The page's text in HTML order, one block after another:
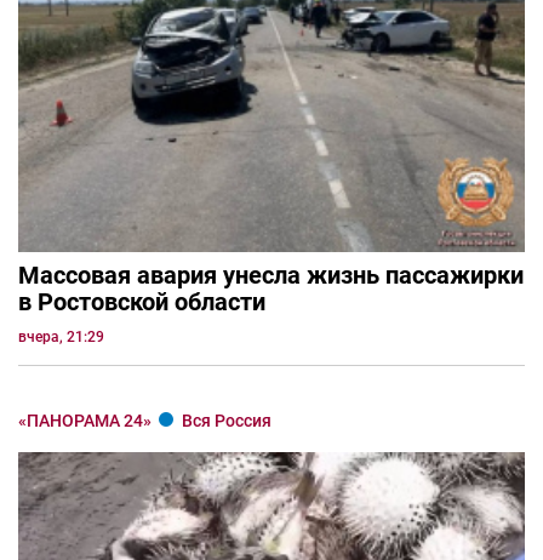
Массовая авария унесла жизнь пассажирки
в Ростовской области
вчера, 21:29
«ПАНОРАМА 24» Вся Россия